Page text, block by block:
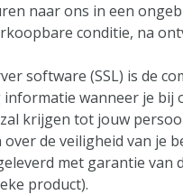
naar ons in een
conditie, na
software (SSL) is de
wanneer je bij
krijgen tot jouw
de veiligheid van je
met garantie van
product).